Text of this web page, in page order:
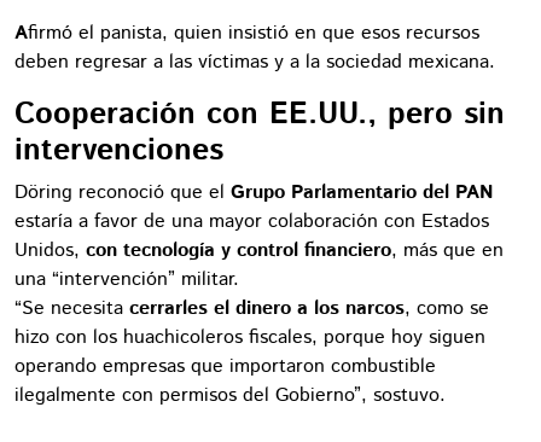
Afirmó el panista, quien insistió en que esos recursos
deben regresar a las víctimas y a la sociedad mexicana.
Cooperación con EE.UU., pero sin
intervenciones
Döring reconoció que el Grupo Parlamentario del PAN
estaría a favor de una mayor colaboración con Estados
Unidos, con tecnología y control financiero, más que en
una “intervención” militar.
“Se necesita cerrarles el dinero a los narcos, como se
hizo con los huachicoleros fiscales, porque hoy siguen
operando empresas que importaron combustible
ilegalmente con permisos del Gobierno”, sostuvo.